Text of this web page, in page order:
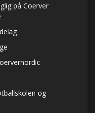
på Coerver
og